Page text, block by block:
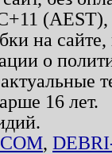
на
о
16 лет.
,